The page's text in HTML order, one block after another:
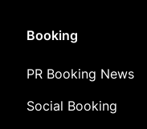
Booking
PR Booking News
Social Booking